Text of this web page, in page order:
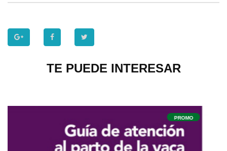
TE PUEDE INTERESAR